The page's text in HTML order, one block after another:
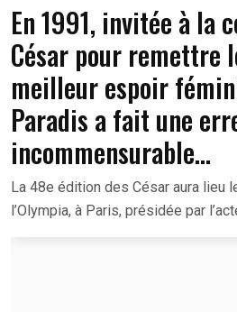
En 1991, invitée à la
César pour remettre
meilleur espoir
Paradis a fait une
incommensurable…
La 48e édition des César aura lieu
l’Olympia, à Paris, présidée par